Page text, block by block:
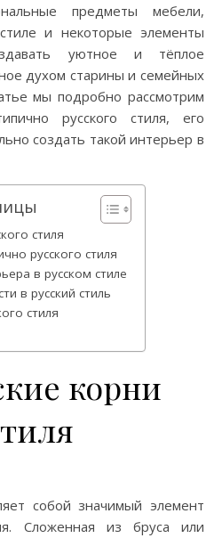
предметы мебели,
и некоторые элементы
уютное и тёплое
духом старины и семейных
мы подробно рассмотрим
русского стиля, его
создать такой интерьер в
стиля
русского стиля
в русском стиле
в русский стиль
стиля
корни
собой значимый элемент
Сложенная из бруса или